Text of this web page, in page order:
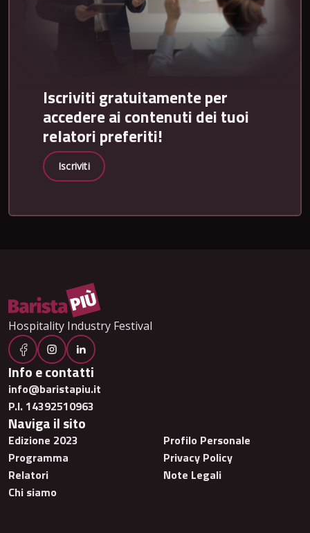
Iscriviti gratuitamente per
accedere ai contenuti dei tuoi
relatori preferiti!
Iscriviti
Hospitality Industry Festival
Info e contatti
info@baristapiu.it
P.I. 14392510963
Naviga il sito
Edizione 2023
Programma
Relatori
Chi siamo
Profilo Personale
Privacy Policy
Note Legali